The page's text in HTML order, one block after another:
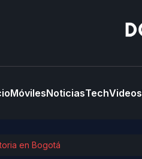
MóvilesNoticiasTechVideos
en Bogotá